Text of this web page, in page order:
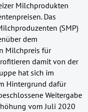
Milchprodukten
Das
(SMP)
dem
Milchpreis für
damit von der
hat sich im
Hintergrund dafür
Weitergabe
vom Juli 2020